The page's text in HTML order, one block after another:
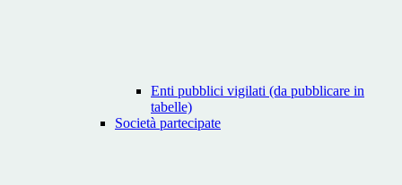
Enti pubblici vigilati (da pubblicare in
tabelle)
Società partecipate